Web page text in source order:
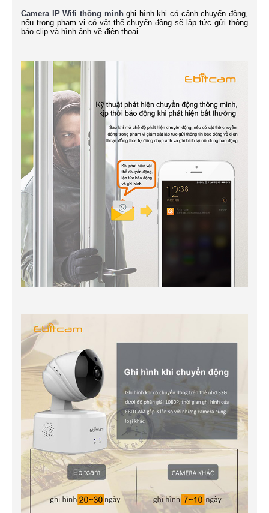
Camera IP Wifi thông minhghi hình khi có cảnh chuyển động,
nếu trong phạm vi có vật thể chuyển động sẽ lập tức gửi thông
báo clip và hình ảnh về điện thoại.